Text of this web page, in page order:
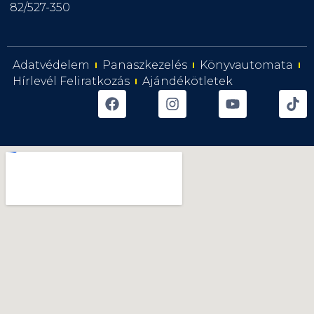
82/527-350
Adatvédelem Panaszkezelés
Könyvautomata
Hírlevél Feliratkozás
Ajándékötletek